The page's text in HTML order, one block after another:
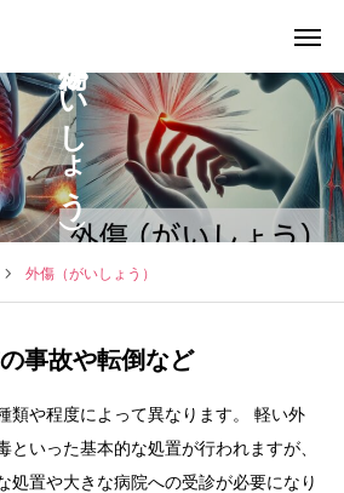
外傷（がいしょう）
外傷（がいしょう）
事故や転倒など
類や程度によって異なります。 軽い外
といった基本的な処置が行われますが、
処置や大きな病院への受診が必要になり
診療時間
アクセス